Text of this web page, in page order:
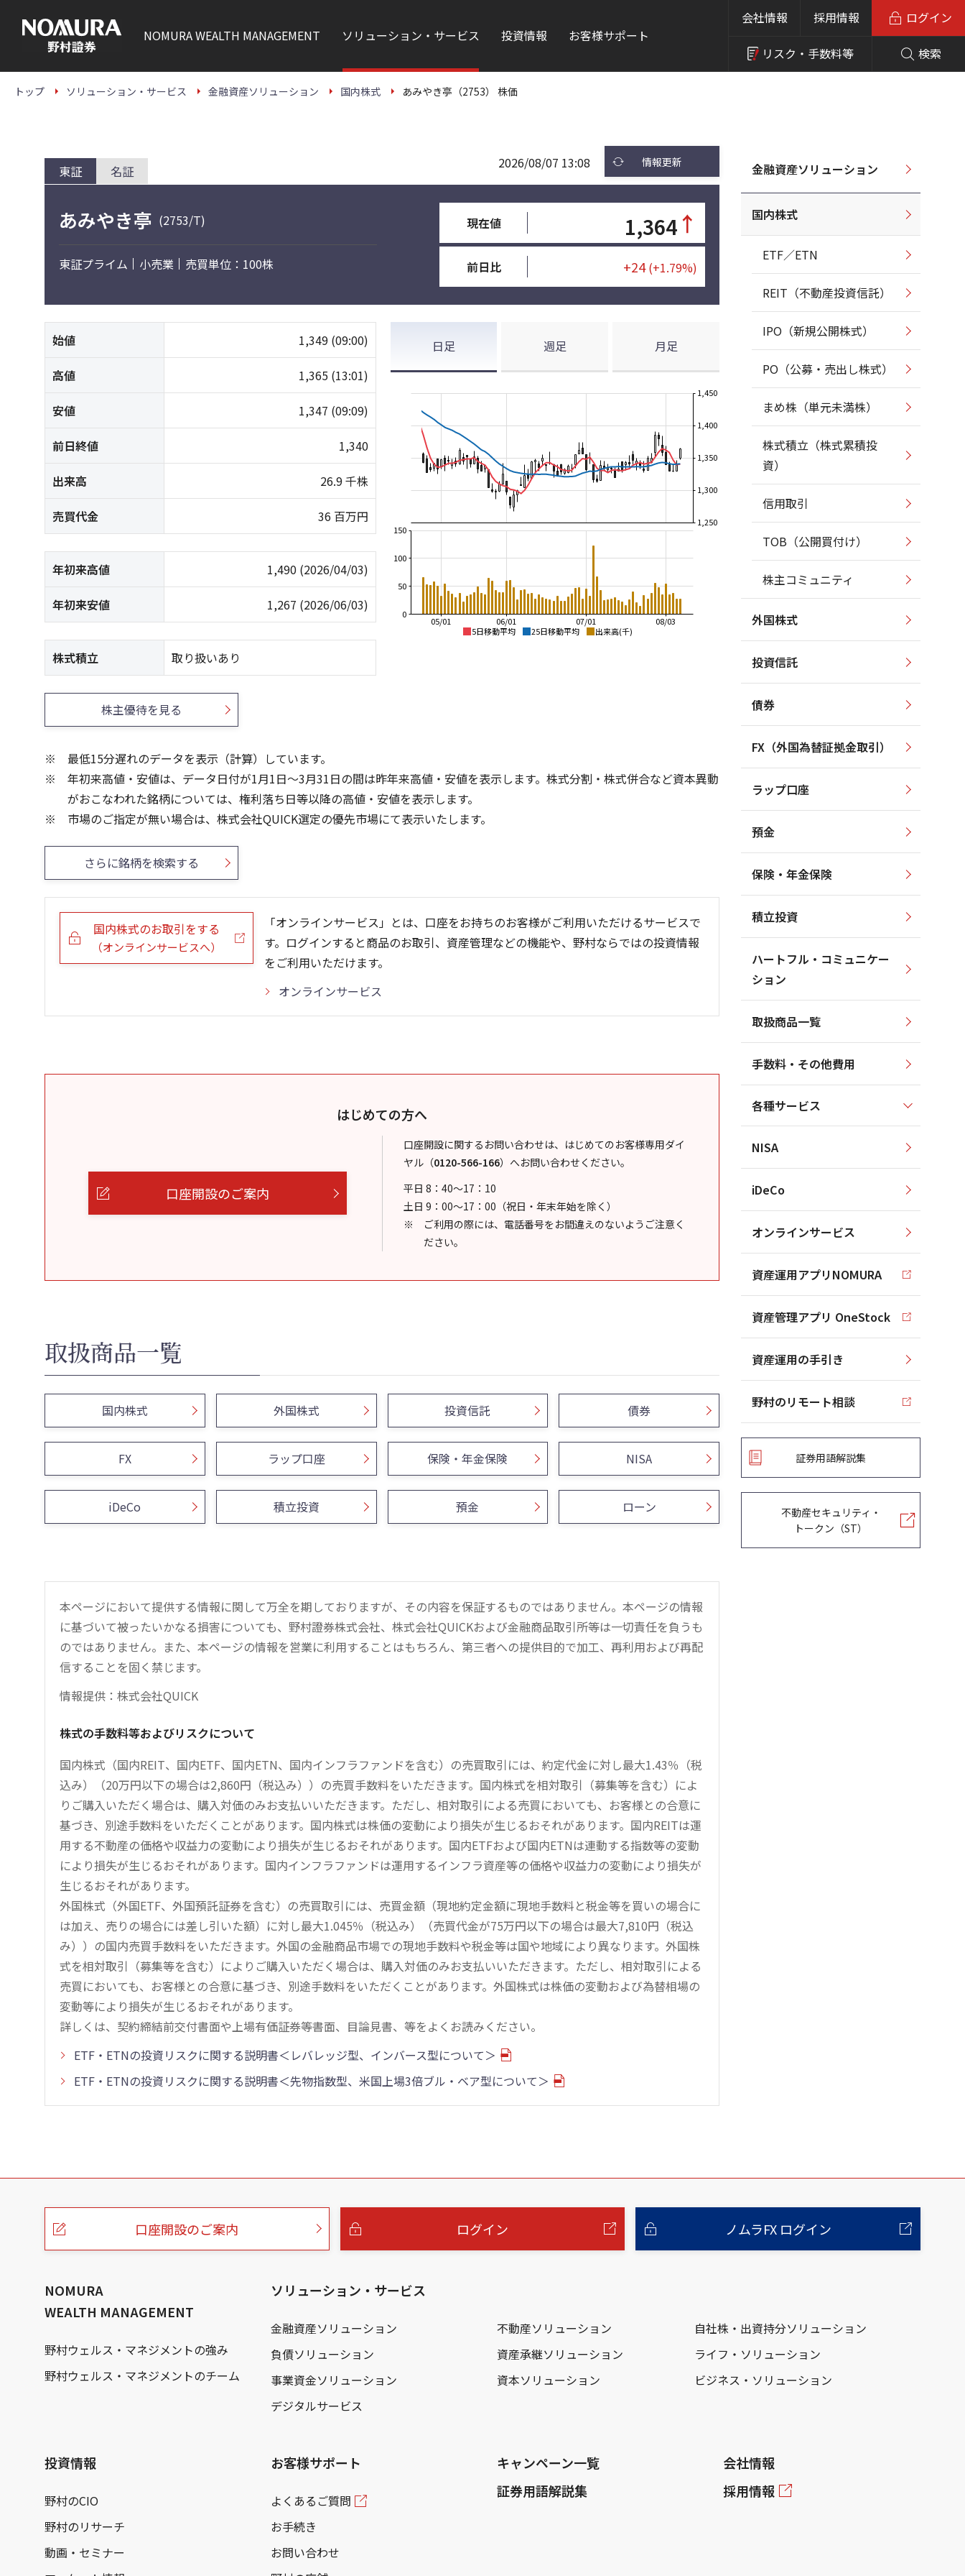
本
NOMURAWEALTH MANAGEMENT ソリューション・サービス 投資情報 お客様サポート
会社情報 採用情報
リスク・ 手数料等 検索
ログイン
トップ ソリューション・サービス 金融資産ソリューション 国内株式 あみやき亭（2753） 株価
東証 名証 2026/08/07 13:08 情報更新
あみやき亭 (2753/T)
東証プライム 小売業 売買単位：100株
現在値 1,364↑
前日比 +24(+1.79%)
始値 1,349 (09:00)
高値 1,365 (13:01)
安値 1,347 (09:09)
前日終値 1,340
出来高 26.9 千株
売買代金 36 百万円
年初来高値 1,490 (2026/04/03)
年初来安値 1,267 (2026/06/03)
株式積立 取り扱いあり
日足 週足 月足
5日移動平均 25日移動平均 出来高(千)
08/03
07/01
06/01
05/01
1,250
1,300
1,350
1,400
1,450
0
50
100
150
13週移動平均 26週移動平均 出来高(千)
300
400
5ヶ月移動平均 25ヶ月移動平均 出来高(千)
200
300
株主優待を見る
最低15分遅れのデータを表示（計算）しています。
年初来高値・安値は、データ日付が1月1日～3月31日の間は昨年来高値・安値を表示します。株式分割・株式併合など資本異動
がおこなわれた銘柄については、権利落ち日等以降の高値・安値を表示します。
市場のご指定が無い場合は、株式会社QUICK選定の優先市場にて表示いたします。
さらに銘柄を検索する
国内株式のお取引をする
（オンラインサービスへ）
「オンラインサービス」とは、口座をお持ちのお客様がご利用いただけるサービスで
す。ログインすると商品のお取引、資産管理などの機能や、野村ならではの投資情報
をご利用いただけます。
オンラインサービス
はじめての方へ
口座開設のご案内
口座開設に関するお問い合わせは、はじめてのお客様専用ダイ
ヤル （0120-566-166） へお問い合わせください。
平日 8：40～17：10
土日 9：00～17：00（祝日・年末年始を除く）
ご利用の際には、電話番号をお間違えのないようご注意く
ださい。
取扱商品一覧
国内株式 外国株式 投資信託 債券
FX ラップ口座 保険・年金保険 NISA
iDeCo 積立投資 預金 ローン
本ページにおいて提供する情報に関して万全を期しておりますが、その内容を保証するものではありません。本ページの情報
に基づいて被ったいかなる損害についても、野村證券株式会社、株式会社QUICKおよび金融商品取引所等は一切責任を負うも
のではありません。また、本ページの情報を営業に利用することはもちろん、第三者への提供目的で加工、再利用および再配
信することを固く禁じます。
情報提供：株式会社QUICK
株式の手数料等およびリスクについて
国内株式（国内REIT、国内ETF、国内ETN、国内インフラファンドを含む）の売買取引には、約定代金に対し最大1.43％（税
込み）（20万円以下の場合は2,860円（税込み））の売買手数料をいただきます。国内株式を相対取引（募集等を含む）によ
りご購入いただく場合は、購入対価のみお支払いいただきます。ただし、相対取引による売買においても、お客様との合意に
基づき、別途手数料をいただくことがあります。国内株式は株価の変動により損失が生じるおそれがあります。国内REITは運
用する不動産の価格や収益力の変動により損失が生じるおそれがあります。国内ETFおよび国内ETNは連動する指数等の変動
により損失が生じるおそれがあります。国内インフラファンドは運用するインフラ資産等の価格や収益力の変動により損失が
生じるおそれがあります。
外国株式（外国ETF、外国預託証券を含む）の売買取引には、売買金額（現地約定金額に現地手数料と税金等を買いの場合に
は加え、売りの場合には差し引いた額）に対し最大1.045％（税込み）（売買代金が75万円以下の場合は最大7,810円（税込
み））の国内売買手数料をいただきます。外国の金融商品市場での現地手数料や税金等は国や地域により異なります。外国株
式を相対取引（募集等を含む）によりご購入いただく場合は、購入対価のみお支払いいただきます。ただし、相対取引による
売買においても、お客様との合意に基づき、別途手数料をいただくことがあります。外国株式は株価の変動および為替相場の
変動等により損失が生じるおそれがあります。
詳しくは、契約締結前交付書面や上場有価証券等書面、目論見書、等をよくお読みください。
ETF・ETNの投資リスクに関する説明書＜レバレッジ型、インバース型について＞
ETF・ETNの投資リスクに関する説明書＜先物指数型、米国上場3倍ブル・ベア型について＞
金融資産ソリューション
国内株式
ETF／ETN
REIT（不動産投資信託）
IPO（新規公開株式）
PO（公募・売出し株式）
まめ株（単元未満株）
株式積立（株式累積投
資）
信用取引
TOB（公開買付け）
株主コミュニティ
外国株式
投資信託
債券
FX（外国為替証拠金取引）
ラップ口座
預金
保険・年金保険
積立投資
ハートフル・コミュニケー
ション
取扱商品一覧
手数料・その他費用
各種サービス
NISA
iDeCo
オンラインサービス
資産運用アプリNOMURA
資産管理アプリ OneStock
資産運用の手引き
野村のリモート相談
証券用語解説集
不動産セキュリティ・
トークン（ST）
こ
口座開設のご案内 ログイン ノムラFX ログイン
NOMURA
WEALTH MANAGEMENT
野村ウェルス・マネジメントの強み
野村ウェルス・マネジメントのチーム
ソリューション・サービス
金融資産ソリューション 不動産ソリューション
自社株・出資持分ソリューション
負債ソリューション
資産承継ソリューション
ライフ・ソリューション
事業資金ソリューション
資本ソリューション
ビジネス・ソリューション
デジタルサービス
投資情報
野村のCIO
野村のリサーチ
動画・セミナー
お客様サポート
よくあるご質問
お手続き
お問い合わせ
キャンペーン一覧
証券用語解説集
会社情報
採用情報